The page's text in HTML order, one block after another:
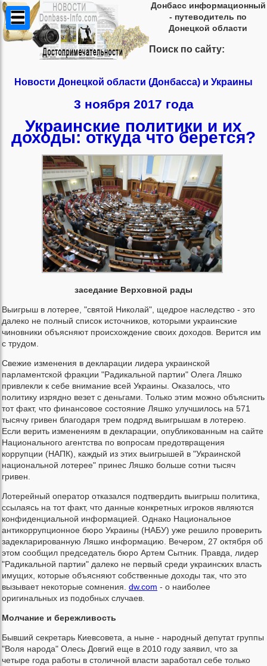
Донбасс информационный
- путеводитель по
Донецкой области
Поиск по сайту:
Новости Донецкой области (Донбасса) и Украины
3 ноября 2017 года
Украинские политики и их
доходы: откуда что берется?
заседание Верховной рады
Выигрыш в лотерее, "святой Николай", щедрое наследство - это
далеко не полный список источников, которыми украинские
чиновники объясняют происхождение своих доходов. Верится им
с трудом.
Свежие изменения в декларации лидера украинской
парламентской фракции "Радикальной партии" Олега Ляшко
привлекли к себе внимание всей Украины. Оказалось, что
политику изрядно везет с деньгами. Только этим можно объяснить
тот факт, что финансовое состояние Ляшко улучшилось на 571
тысячу гривен благодаря трем подряд выигрышам в лотерею.
Если верить изменениям в декларации, опубликованным на сайте
Национального агентства по вопросам предотвращения
коррупции (НАПК), каждый из этих выигрышей в "Украинской
национальной лотерее" принес Ляшко больше сотни тысяч
гривен.
Лотерейный оператор отказался подтвердить выигрыш политика,
ссылаясь на тот факт, что данные конкретных игроков являются
конфиденциальной информацией. Однако Национальное
антикоррупционное бюро Украины (НАБУ) уже решило проверить
задекларированную Ляшко информацию. Вечером, 27 октября об
этом сообщил председатель бюро Артем Сытник. Правда, лидер
"Радикальной партии" далеко не первый среди украинских власть
имущих, которые объясняют собственные доходы так, что это
вызывает некоторые сомнения. dw.com - о наиболее
оригинальных из подобных случаев.
Молчание и бережливость
Бывший секретарь Киевсовета, а ныне - народный депутат группы
"Воля народа" Олесь Довгий еще в 2010 году заявил, что за
четыре года работы в столичной власти заработал себе только